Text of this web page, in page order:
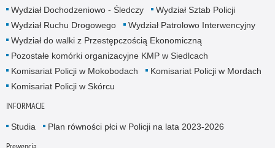
Wydział Dochodzeniowo - Śledczy
Wydział Sztab Policji
Wydział Ruchu Drogowego
Wydział Patrolowo Interwencyjny
Wydział do walki z Przestępczością Ekonomiczną
Pozostałe komórki organizacyjne KMP w Siedlcach
Komisariat Policji w Mokobodach
Komisariat Policji w Mordach
Komisariat Policji w Skórcu
INFORMACJE
Studia Plan równości płci w Policji na lata 2023-2026